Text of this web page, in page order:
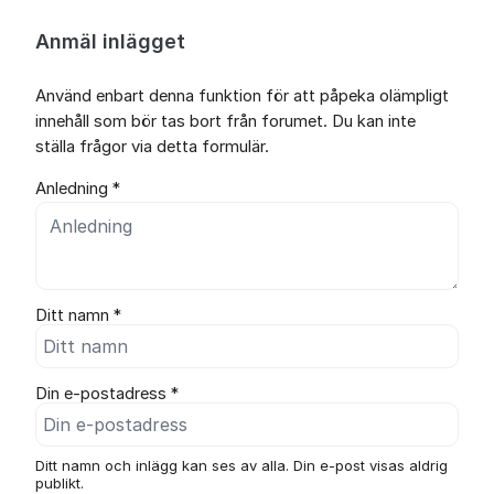
Anmäl inlägget
Använd enbart denna funktion för att påpeka olämpligt
innehåll som bör tas bort från forumet. Du kan inte
ställa frågor via detta formulär.
Anledning *
Ditt namn *
Din e-postadress *
Ditt namn och inlägg kan ses av alla. Din e-post visas aldrig
publikt.